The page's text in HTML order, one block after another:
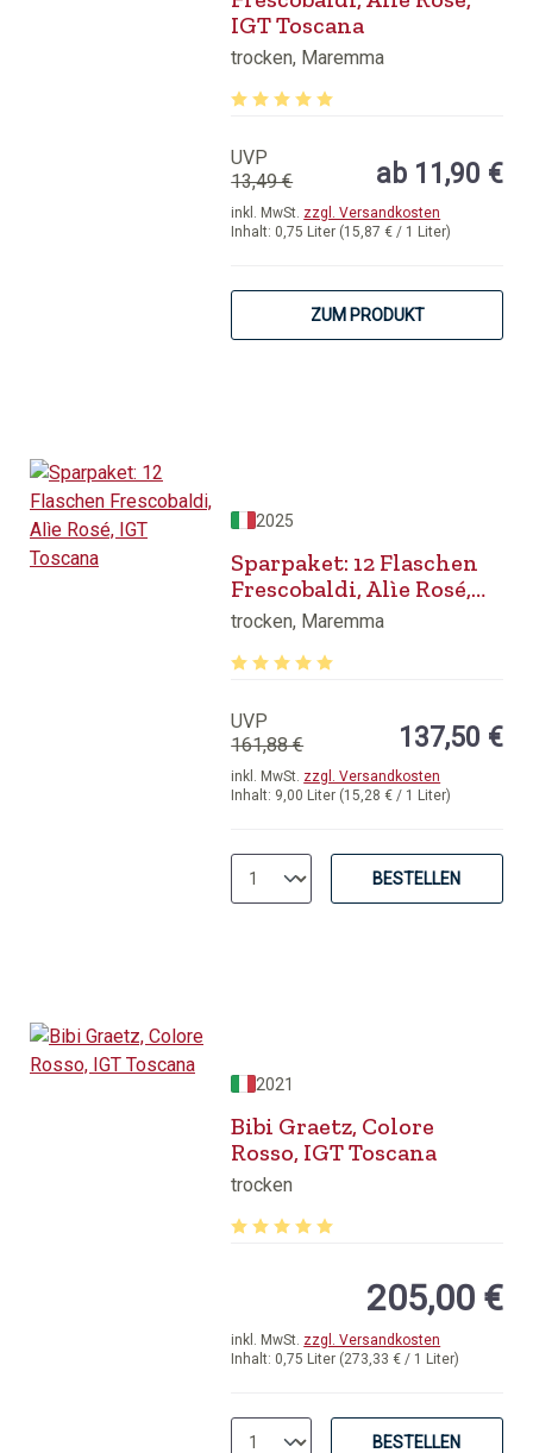
IGT Toscana
trocken, Maremma
Inhalt: 0,75 Liter (15,87 € / 1 Liter)
inkl. MwSt. zzgl. Versandkosten
UVP
13,49 €
ab 11,90 €
ZUM PRODUKT
2025
Sparpaket: 12 Flaschen
Frescobaldi, Alìe Rosé,
IGT Toscana
trocken, Maremma
Inhalt: 9,00 Liter (15,28 € / 1 Liter)
inkl. MwSt. zzgl. Versandkosten
UVP
161,88 €
137,50 €
BESTELLEN
2021
Bibi Graetz, Colore
Rosso, IGT Toscana
trocken
Inhalt: 0,75 Liter (273,33 € / 1 Liter)
inkl. MwSt. zzgl. Versandkosten
205,00 €
BESTELLEN